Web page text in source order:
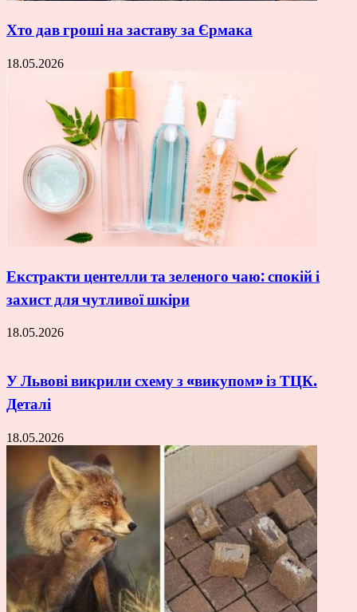
Хто дав гроші на заставу за Єрмака
18.05.2026
Екстракти центелли та зеленого чаю: спокій і
захист для чутливої шкіри
18.05.2026
У Львові викрили схему з «викупом» із ТЦК.
Деталі
18.05.2026